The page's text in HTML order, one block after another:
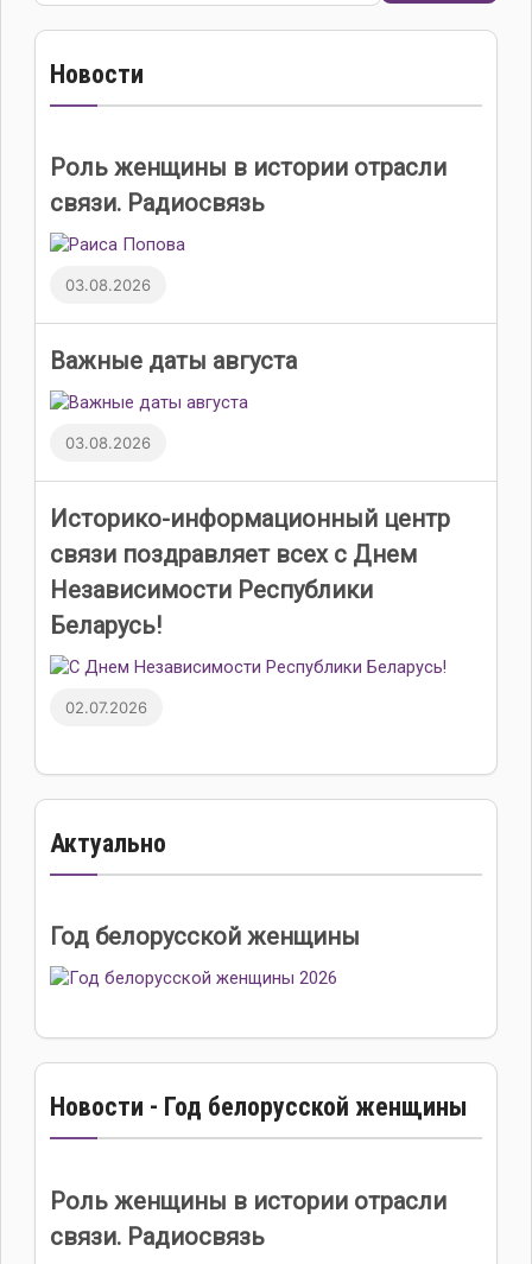
Новости
Роль женщины в истории отрасли
связи. Радиосвязь
03.08.2026
Важные даты августа
03.08.2026
Историко-информационный центр
связи поздравляет всех с Днем
Независимости Республики
Беларусь!
02.07.2026
Актуально
Год белорусской женщины
Новости - Год белорусской женщины
Роль женщины в истории отрасли
связи. Радиосвязь